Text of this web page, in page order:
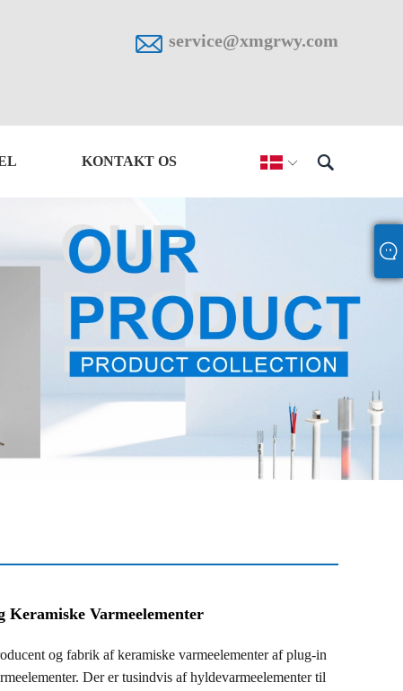
 service@xmgrwy.com
 
KONTAKT OS
Keramiske Varmeelementer
og fabrik af keramiske varmeelementer af plug-in
Der er tusindvis af hyldevarmeelementer til